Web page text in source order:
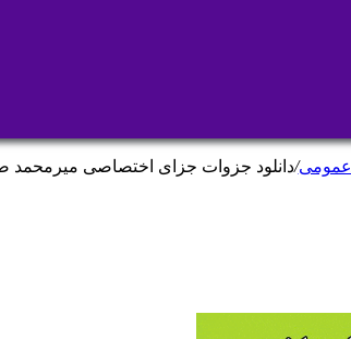
عمومی/دانلود جزوات جزای اختصاصی میرمحمد